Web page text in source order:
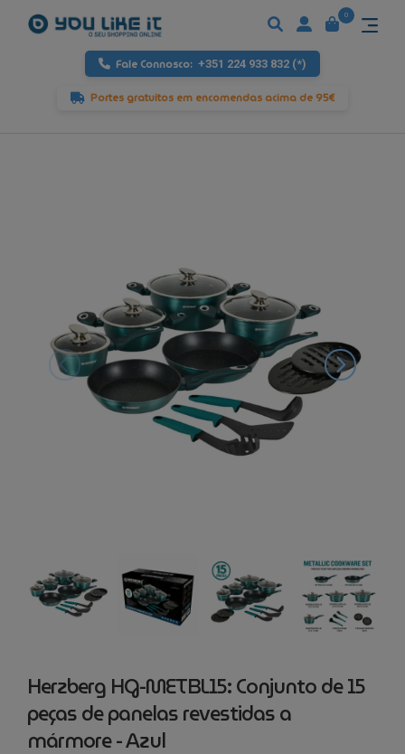
Fale Connosco: +351 224 933 832 (*)
Portes gratuitos em encomendas acima de 95€
0
Herzberg HG-METBL15: Conjunto de 15
peças de panelas revestidas a
mármore - Azul